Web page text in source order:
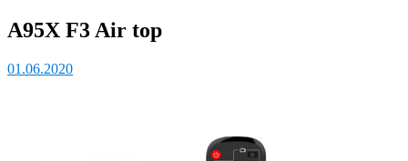
A95X F3 Air top
01.06.2020